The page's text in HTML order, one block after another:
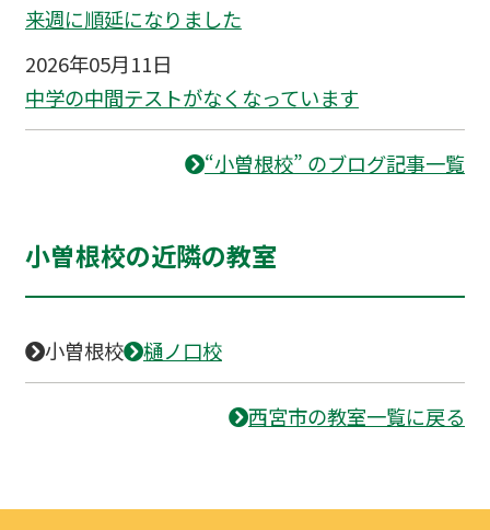
来週に順延になりました
2026年05月11日
中学の中間テストがなくなっています
“小曽根校” のブログ記事一覧
小曽根校の近隣の教室
小曽根校 樋ノ口校
西宮市の教室一覧に戻る